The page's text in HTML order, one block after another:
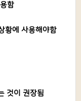
함
황에 사용해야함
것이 권장됨